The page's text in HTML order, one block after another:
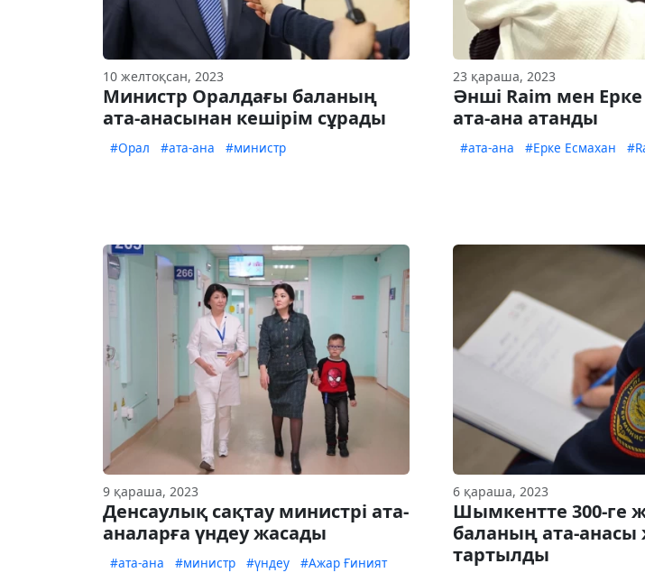
10 желтоқсан, 2023
Министр Оралдағы баланың
ата-анасынан кешірім сұрады
#Орал #ата-ана #министр
23 қараша, 2023
Әнші Raim мен
ата-ана атанды
#ата-ана #Ерке Есмахан
9 қараша, 2023
Денсаулық сақтау министрі ата-
аналарға үндеу жасады
#ата-ана #министр #үндеу
#Ажар Ғиният
6 қараша, 2023
Шымкентте 300-ге
баланың ата-анасы
тартылды